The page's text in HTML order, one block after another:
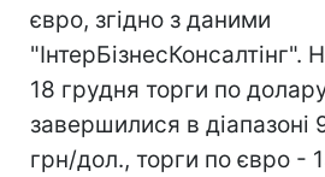
євро, згідно з даними
"ІнтерБізнесКонсалтінг".
18 грудня торги по
завершилися в
грн/дол., торги по євро -